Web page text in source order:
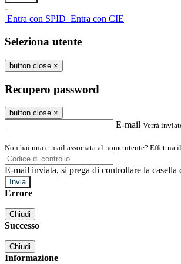
-
Entra con SPID Entra con CIE
Seleziona utente
button close ×
Recupero password
button close ×
E-mail Verrà
Non hai una e-mail associata al nome utente? Effettua
E-mail inviata, si prega di controllare la casella
Errore
Chiudi
Successo
Chiudi
Informazione